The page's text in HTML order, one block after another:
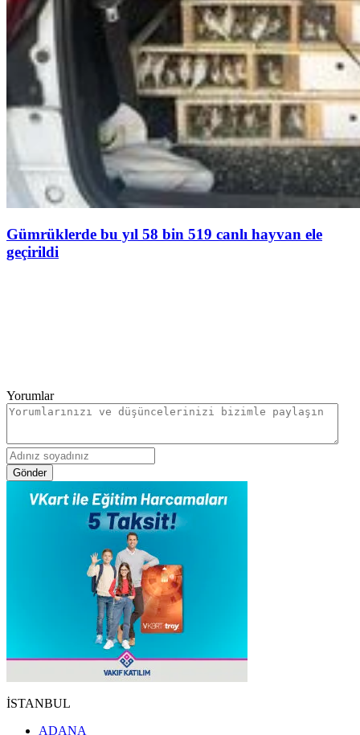
Gümrüklerde bu yıl 58 bin 519 canlı hayvan ele
geçirildi
Yorumlar
Gönder
İSTANBUL
ADANA